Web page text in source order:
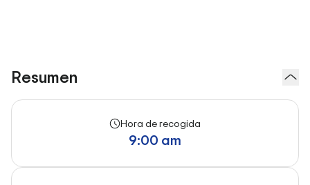
Resumen
Hora de recogida
9:00 am